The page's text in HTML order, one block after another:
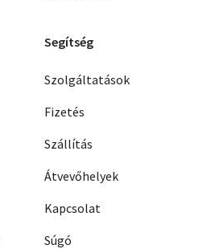
Segítség
Szolgáltatások
Fizetés
Szállítás
Átvevőhelyek
Kapcsolat
Súgó